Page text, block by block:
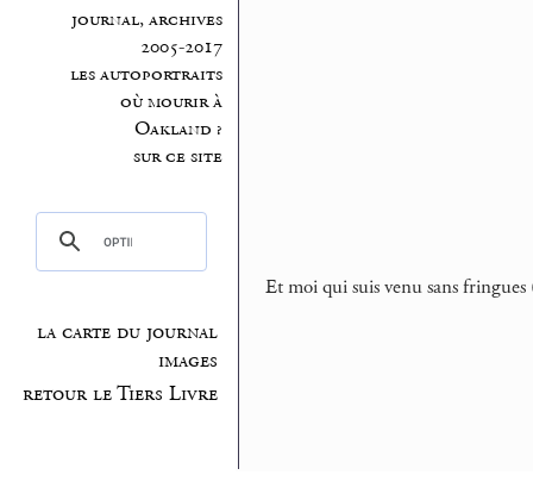
journal, archives
2005-2017
les autoportraits
où mourir à
Oakland ?
sur ce site
la carte du journal
images
retour le Tiers Livre
Et moi qui suis venu sans fringues